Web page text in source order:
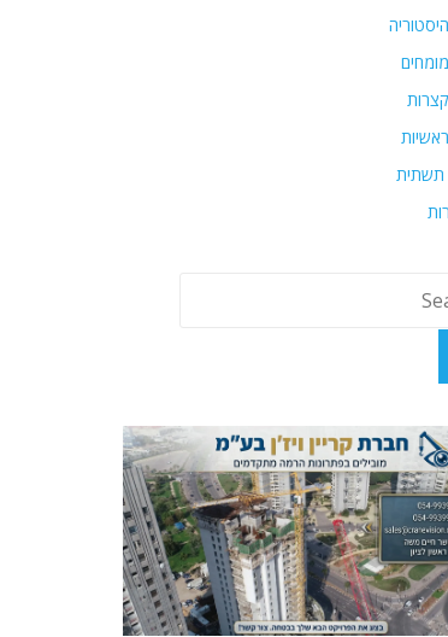
תשתית
אחרונים
על טראמפ? סעודיה החלה בפרוייקט הנחת
עוקף מצרי הורמוז. פרטים ומשמעויות